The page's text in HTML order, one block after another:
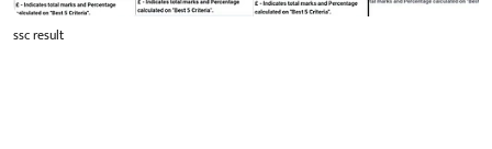
ssc result